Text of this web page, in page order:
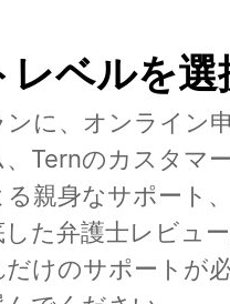
レベルを選
に、オンライン
Ternのカスタマ
る親身なサポート
た弁護士レビュ
けのサポートが